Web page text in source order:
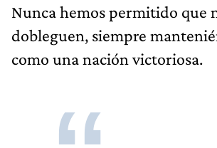
Nunca hemos permitido que
dobleguen, siempre
como una nación victoriosa.